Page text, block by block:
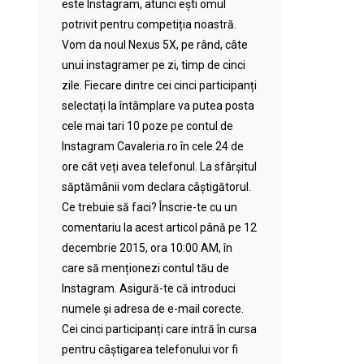
este Instagram, atunci ești omul
potrivit pentru competiția noastră.
Vom da noul Nexus 5X, pe rând, câte
unui instagramer pe zi, timp de cinci
zile. Fiecare dintre cei cinci participanți
selectați la întâmplare va putea posta
cele mai tari 10 poze pe contul de
Instagram Cavaleria.ro în cele 24 de
ore cât veți avea telefonul. La sfârșitul
săptămânii vom declara câștigătorul.
Ce trebuie să faci? Înscrie-te cu un
comentariu la acest articol până pe 12
decembrie 2015, ora 10:00 AM, în
care să menționezi contul tău de
Instagram. Asigură-te că introduci
numele și adresa de e-mail corecte.
Cei cinci participanți care intră în cursa
pentru câștigarea telefonului vor fi